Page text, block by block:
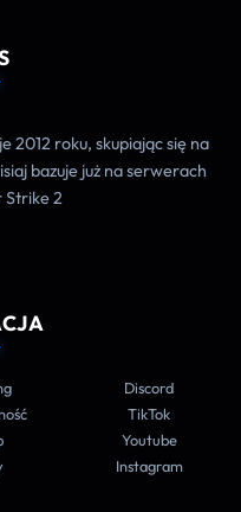
2012 roku, skupiając się na
bazuje już na serwerach
Strike 2
Discord
TikTok
Youtube
Instagram